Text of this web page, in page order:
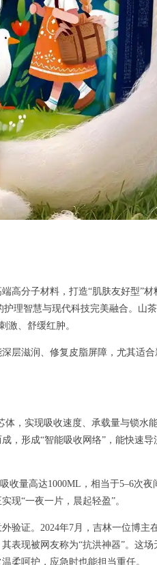
分子材料，打造“肌肤友好型”材
理智慧与现代科技完美融合。山
激、舒缓红肿。
滋润、修复皮脂屏障，尤其适合
实现吸收速度、承载量与锁水能
，形成“智能吸收网络”，能快速导
量高达1000ML，相当于5–6次夜
现“一夜一片，晨起轻盈”。
证。2024年7月，吉林一位博主
表现被网友称为“抗洪神器”。这场
柔呵护，应急时也能担当重任。